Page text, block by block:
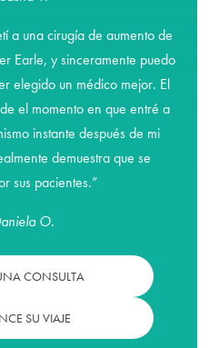
a una cirugía de aumento de
Earle, y sinceramente puedo
elegido un médico mejor. El
el momento en que entré a
instante después de mi
demuestra que se
sus pacientes.”
O.
CONSULTA
SU VIAJE